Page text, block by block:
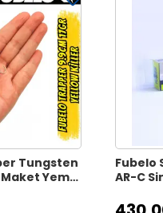
Tungsten
Yem
Fubelo
AR-C